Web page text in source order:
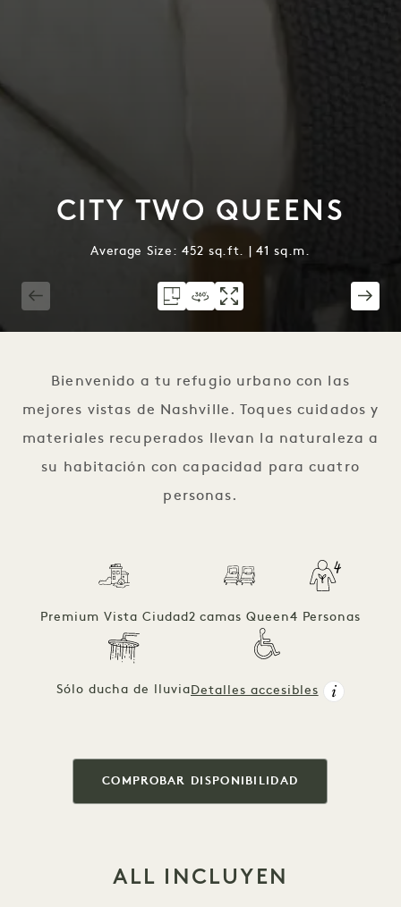
CITY TWO QUEENS
Average Size: 452 sq.ft. | 41 sq.m.
Bienvenido a tu refugio urbano con las
mejores vistas de Nashville. Toques cuidados y
materiales recuperados llevan la naturaleza a
su habitación con capacidad para cuatro
personas.
Premium Vista Ciudad 2 camas Queen4 Personas
Sólo ducha de lluvia Detalles accesibles
COMPROBAR DISPONIBILIDAD
ALL INCLUYEN